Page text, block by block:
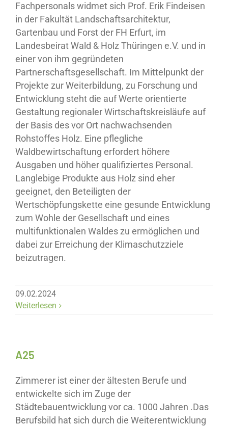
Fachpersonals widmet sich Prof. Erik Findeisen
in der Fakultät Landschaftsarchitektur,
Gartenbau und Forst der FH Erfurt, im
Landesbeirat Wald & Holz Thüringen e.V. und in
einer von ihm gegründeten
Partnerschaftsgesellschaft. Im Mittelpunkt der
Projekte zur Weiterbildung, zu Forschung und
Entwicklung steht die auf Werte orientierte
Gestaltung regionaler Wirtschaftskreisläufe auf
der Basis des vor Ort nachwachsenden
Rohstoffes Holz. Eine pflegliche
Waldbewirtschaftung erfordert höhere
Ausgaben und höher qualifiziertes Personal.
Langlebige Produkte aus Holz sind eher
geeignet, den Beteiligten der
Wertschöpfungskette eine gesunde Entwicklung
zum Wohle der Gesellschaft und eines
multifunktionalen Waldes zu ermöglichen und
dabei zur Erreichung der Klimaschutzziele
beizutragen.
09.02.2024
Weiterlesen
A25
Zimmerer ist einer der ältesten Berufe und
entwickelte sich im Zuge der
Städtebauentwicklung vor ca. 1000 Jahren .Das
Berufsbild hat sich durch die Weiterentwicklung